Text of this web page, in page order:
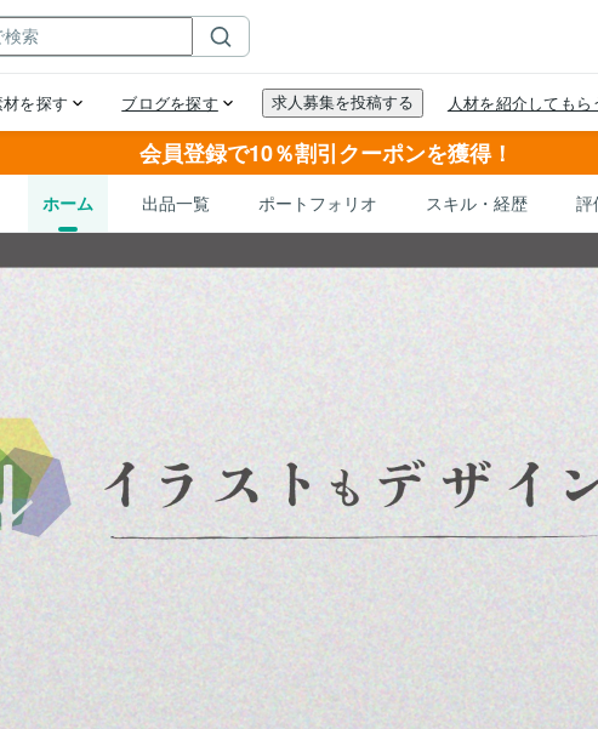
会員登録で10％割引クーポンを獲得！
ホーム 出品一覧 ポートフォリオ スキル・経歴 評